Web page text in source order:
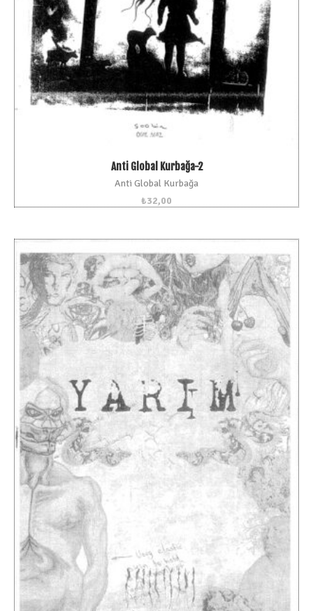
Anti Global Kurbağa-2
Anti Global Kurbağa
₺32,00